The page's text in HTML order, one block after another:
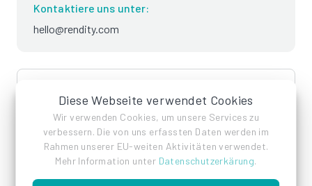
Diese Webseite verwendet Cookies
Wir verwenden Cookies, um unsere Services zu
verbessern. Die von uns erfassten Daten werden im
Rahmen unserer EU-weiten Aktivitäten verwendet.
Mehr Information unter Datenschutzerkärung.
Kontaktiere uns unter:
hello@rendity.com
language